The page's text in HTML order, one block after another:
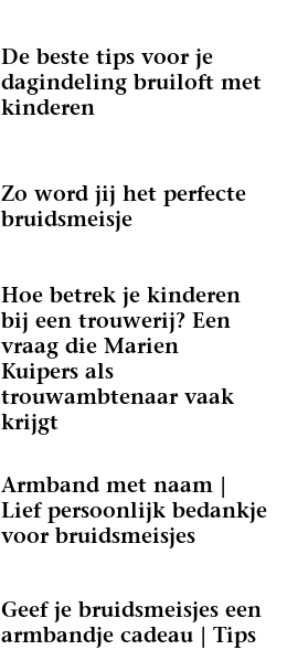
De beste tips voor je
dagindeling bruiloft met
kinderen
Zo word jij het perfecte
bruidsmeisje
Hoe betrek je kinderen
bij een trouwerij? Een
vraag die Marien
Kuipers als
trouwambtenaar vaak
krijgt
Armband met naam |
Lief persoonlijk bedankje
voor bruidsmeisjes
Geef je bruidsmeisjes een
armbandje cadeau | Tips